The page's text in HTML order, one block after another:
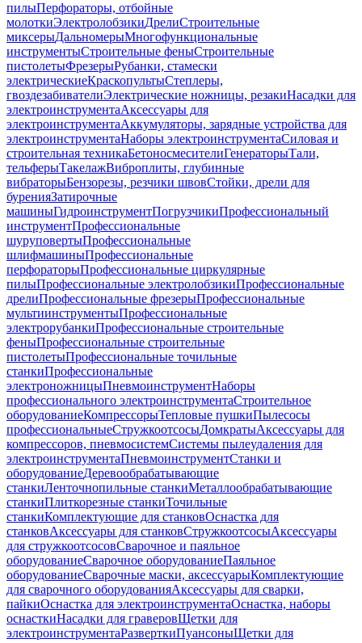
пилыПерфораторы, отбойные
молоткиЭлектролобзикиДрелиСтроительные
миксерыДальномерыМногофункциональные
инструментыСтроительные феныСтроительные
пистолетыФрезерыРубанки, стамески
электрическиеКраскопультыСтеплеры,
гвоздезабивателиЭлектрические ножницы, резакиНасадки для
электроинструментаАксессуары для
электроинструментаАккумуляторы, зарядные устройства для
электроинструментаНаборы электроинструментаСиловая и
строительная техникаБетоносмесителиГенераторыТали,
тельферыТакелажВиброплиты, глубинные
вибраторыБензорезы, резчики швовСтойки, дрели для
буренияЗатирочные
машиныГидроинструментПогрузчикиПрофессиональный
инструментПрофессиональные
шуруповертыПрофессиональные
шлифмашиныПрофессиональные
перфораторыПрофессиональные циркулярные
пилыПрофессиональные электролобзикиПрофессиональные
дрелиПрофессиональные фрезерыПрофессиональные
мультиинструментыПрофессиональные
электрорубанкиПрофессиональные строительные
феныПрофессиональные строительные
пистолетыПрофессиональные точильные
станкиПрофессиональные
электроножницыПневмоинструментНаборы
профессионального электроинструментаСтроительное
оборудованиеКомпрессорыТепловые пушкиПылесосы
профессиональныеСтружкоотсосыДомкратыАксессуары для
компрессоров, пневмосистемСистемы пылеудаления для
электроинструментаПневмоинструментСтанки и
оборудованиеДеревообрабатывающие
станкиЛенточнопильные станкиМеталлообрабатывающие
станкиПлиткорезные станкиТочильные
станкиКомплектующие для станковОснастка для
станковАксессуары для станковСтружкоотсосыАксессуары
для стружкоотсосовСварочное и паяльное
оборудованиеСварочное оборудованиеПаяльное
оборудованиеСварочные маски, аксессуарыКомплектующие
для сварочного оборудованияАксессуары для сварки,
пайкиОснастка для электроинструментаОснастка, наборы
оснасткиНасадки для граверовЩетки для
электроинструментаРазверткиПуансоныЩетки для